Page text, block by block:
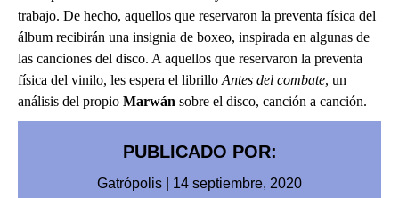
trabajo. De hecho, aquellos que reservaron la preventa física del
álbum recibirán una insignia de boxeo, inspirada en algunas de
las canciones del disco. A aquellos que reservaron la preventa
física del vinilo, les espera el librillo Antes del combate, un
análisis del propio Marwán sobre el disco, canción a canción.
PUBLICADO POR:
Gatrópolis 14 septiembre, 2020